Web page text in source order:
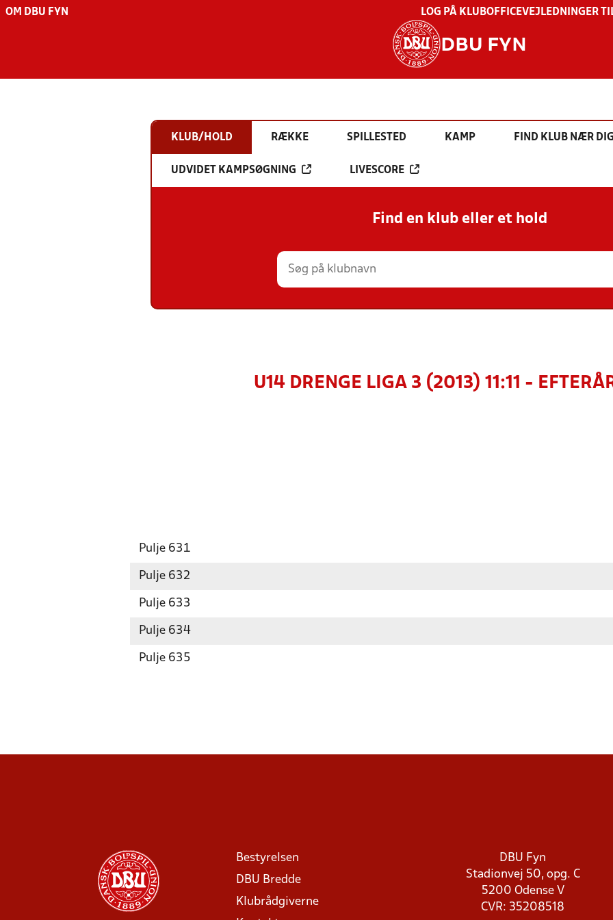
OM DBU FYN LOG PÅ KLUBOFFICEVEJLEDNINGER
DBU FYN
KLUB/HOLD RÆKKE SPILLESTED KAMP FIND KLUB NÆR DIG
UDVIDET KAMPSØGNING LIVESCORE
Find en klub eller et hold
U14 DRENGE LIGA 3 (2013) 11:11 -
Pulje 631
Pulje 632
Pulje 633
Pulje 634
Pulje 635
Bestyrelsen
DBU Bredde
Klubrådgiverne
DBU Fyn
Stadionvej 50, opg. C
5200 Odense V
CVR: 35208518